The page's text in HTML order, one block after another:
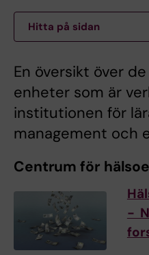
Hitta på sidan
En översikt över
enheter som är
institutionen för
management och
Centrum för
-